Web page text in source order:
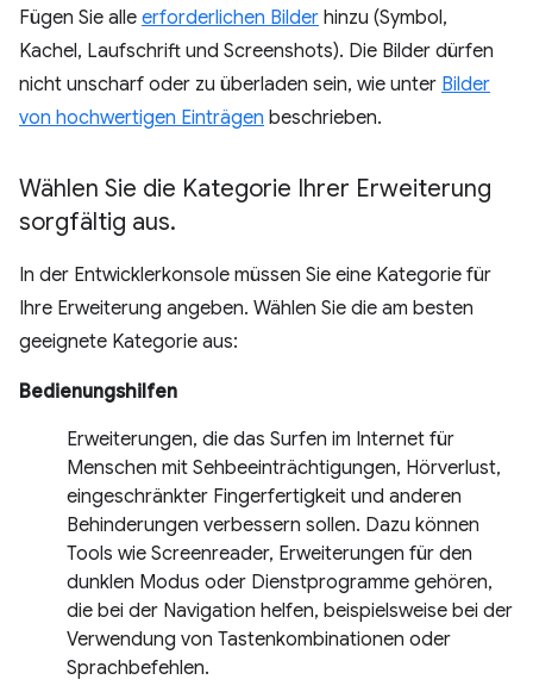
Fügen Sie alle erforderlichen Bilder hinzu (Symbol,
Kachel, Laufschrift und Screenshots). Die Bilder dürfen
nicht unscharf oder zu überladen sein, wie unter Bilder
von hochwertigen Einträgen beschrieben.
Wählen Sie die Kategorie Ihrer Erweiterung
sorgfältig aus.
In der Entwicklerkonsole müssen Sie eine Kategorie für
Ihre Erweiterung angeben. Wählen Sie die am besten
geeignete Kategorie aus:
Bedienungshilfen
Erweiterungen, die das Surfen im Internet für
Menschen mit Sehbeeinträchtigungen, Hörverlust,
eingeschränkter Fingerfertigkeit und anderen
Behinderungen verbessern sollen. Dazu können
Tools wie Screenreader, Erweiterungen für den
dunklen Modus oder Dienstprogramme gehören,
die bei der Navigation helfen, beispielsweise bei der
Verwendung von Tastenkombinationen oder
Sprachbefehlen.